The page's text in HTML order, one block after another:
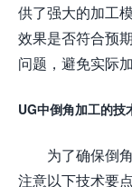
供了强大的加工
效果是否符合预
问题，避免实际
UG中倒角加工的技
为了确保倒
注意以下技术要点